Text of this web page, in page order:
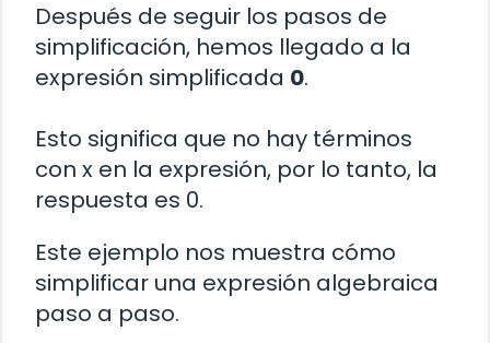
Después de seguir los pasos de
simplificación, hemos llegado a la
expresión simplificada 0.
Esto significa que no hay términos
con x en la expresión, por lo tanto, la
respuesta es 0.
Este ejemplo nos muestra cómo
simplificar una expresión algebraica
paso a paso.